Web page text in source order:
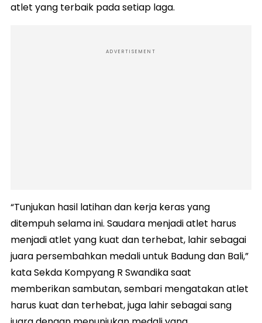
atlet yang terbaik pada setiap laga.
ADVERTISEMENT
“Tunjukan hasil latihan dan kerja keras yang
ditempuh selama ini. Saudara menjadi atlet harus
menjadi atlet yang kuat dan terhebat, lahir sebagai
juara persembahkan medali untuk Badung dan Bali,”
kata Sekda Kompyang R Swandika saat
memberikan sambutan, sembari mengatakan atlet
harus kuat dan terhebat, juga lahir sebagai sang